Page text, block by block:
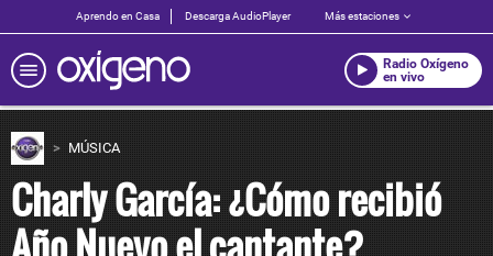
Aprendo en Casa Descarga AudioPlayer Más estaciones
Radio Oxígeno
en vivo
MÚSICA
Charly García: ¿Cómo recibió